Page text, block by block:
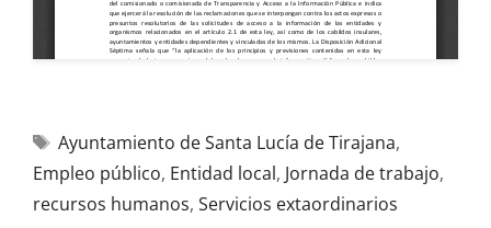
Ayuntamiento de Santa Lucía de Tirajana,
Empleo público, Entidad local, Jornada de trabajo,
recursos humanos, Servicios extaordinarios